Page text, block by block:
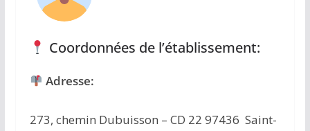
Coordonnées de l’établissement:
Adresse:
273, chemin Dubuisson – CD 22 97436 Saint-